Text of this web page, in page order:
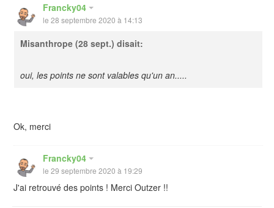
Francky04
le 28 septembre 2020 à 14:13
Misanthrope (28 sept.) disait:
oui, les points ne sont valables qu'un an.....
Ok, merci
Francky04
le 29 septembre 2020 à 19:29
J'ai retrouvé des points ! Merci Outzer !!